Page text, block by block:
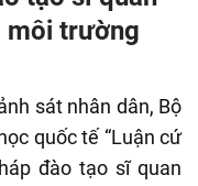
môi trường
sát nhân dân, Bộ
quốc tế “Luận cứ
đào tạo sĩ quan